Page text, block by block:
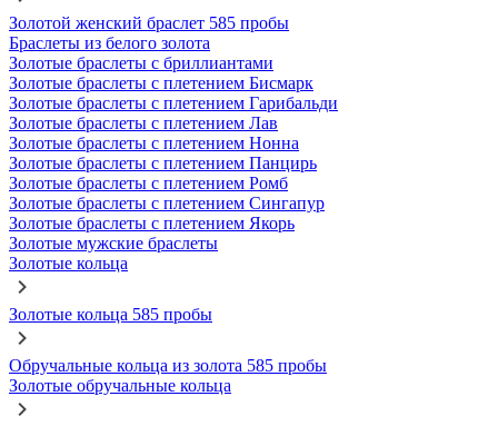
Золотой женский браслет 585 пробы
Браслеты из белого золота
Золотые браслеты с бриллиантами
Золотые браслеты с плетением Бисмарк
Золотые браслеты с плетением Гарибальди
Золотые браслеты с плетением Лав
Золотые браслеты с плетением Нонна
Золотые браслеты с плетением Панцирь
Золотые браслеты с плетением Ромб
Золотые браслеты с плетением Сингапур
Золотые браслеты с плетением Якорь
Золотые мужские браслеты
Золотые кольца
Золотые кольца 585 пробы
Обручальные кольца из золота 585 пробы
Золотые обручальные кольца